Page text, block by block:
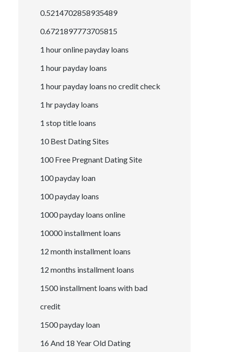
0.5214702858935489
0.6721897773705815
1 hour online payday loans
1 hour payday loans
1 hour payday loans no credit check
1 hr payday loans
1 stop title loans
10 Best Dating Sites
100 Free Pregnant Dating Site
100 payday loan
100 payday loans
1000 payday loans online
10000 installment loans
12 month installment loans
12 months installment loans
1500 installment loans with bad
credit
1500 payday loan
16 And 18 Year Old Dating